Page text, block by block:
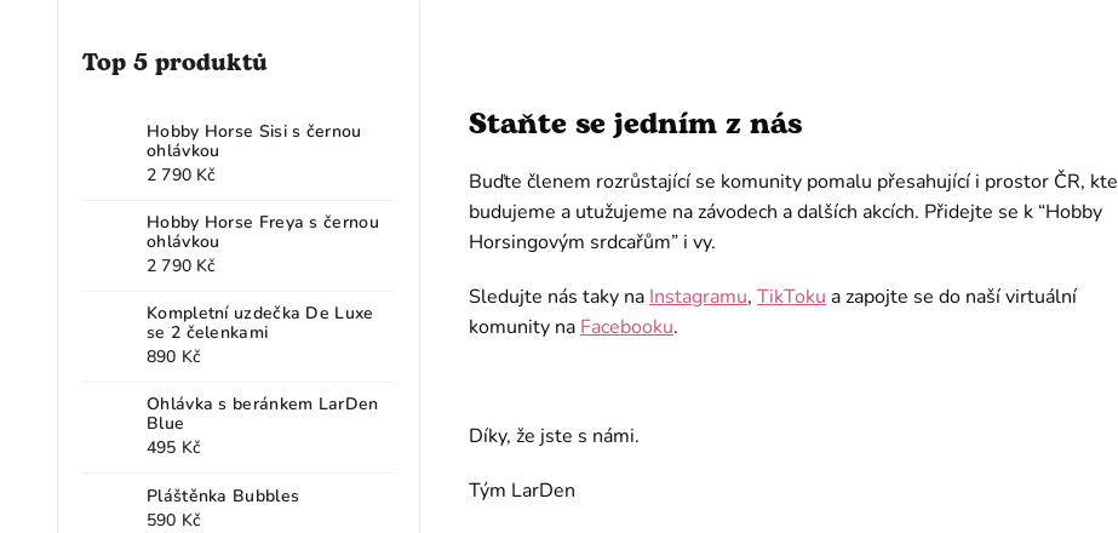
Top 5 produktů
Hobby Horse Sisi s černou
ohlávkou
2 790 Kč
Hobby Horse Freya s černou
ohlávkou
2 790 Kč
Kompletní uzdečka De Luxe
se 2 čelenkami
890 Kč
Ohlávka s beránkem LarDen
Blue
495 Kč
Pláštěnka Bubbles
590 Kč
Staňte se jedním z nás
Buďte členem rozrůstající se komunity pomalu přesahující i prostor ČR,
budujeme a utužujeme na závodech a dalších akcích. Přidejte se k “Hobby
Horsingovým srdcařům” i vy.
Sledujte nás taky na Instagramu, TikToku a zapojte se do naší virtuální
komunity na Facebooku.
Díky, že jste s námi.
Tým LarDen